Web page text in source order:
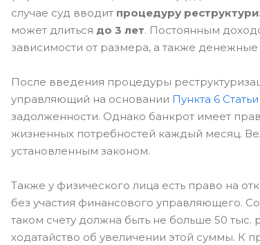
случае суд вводит процедуру
может длиться до 3 лет. Постоянным
зависимости от размера, а также
После введения процедуры
управляющий на основании Пункта 6
задолженности. Однако банкрот имеет
жизненных потребностей каждый месяц.
установленным законом.
Также у физического лица есть право на
без участия финансового управляющего.
таком счету должна быть не больше 50
ходатайство об увеличении этой суммы. К